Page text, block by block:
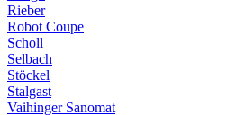
Rieber
Robot Coupe
Scholl
Selbach
Stöckel
Stalgast
Vaihinger Sanomat